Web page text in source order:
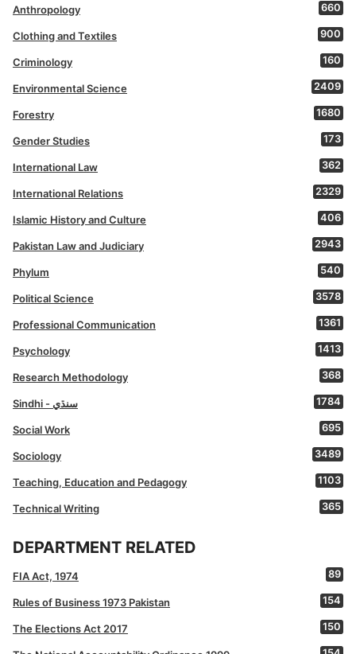
Anthropology 660
Clothing and Textiles 900
Criminology 160
Environmental Science 2409
Forestry 1680
Gender Studies 173
International Law 362
International Relations 2329
Islamic History and Culture 406
Pakistan Law and Judiciary 2943
Phylum 540
Political Science 3578
Professional Communication 1361
Psychology 1413
Research Methodology 368
Sindhi - سنڌي 1784
Social Work 695
Sociology 3489
Teaching, Education and Pedagogy 1103
Technical Writing 365
DEPARTMENT RELATED
FIA Act, 1974 89
Rules of Business 1973 Pakistan 154
The Elections Act 2017 150